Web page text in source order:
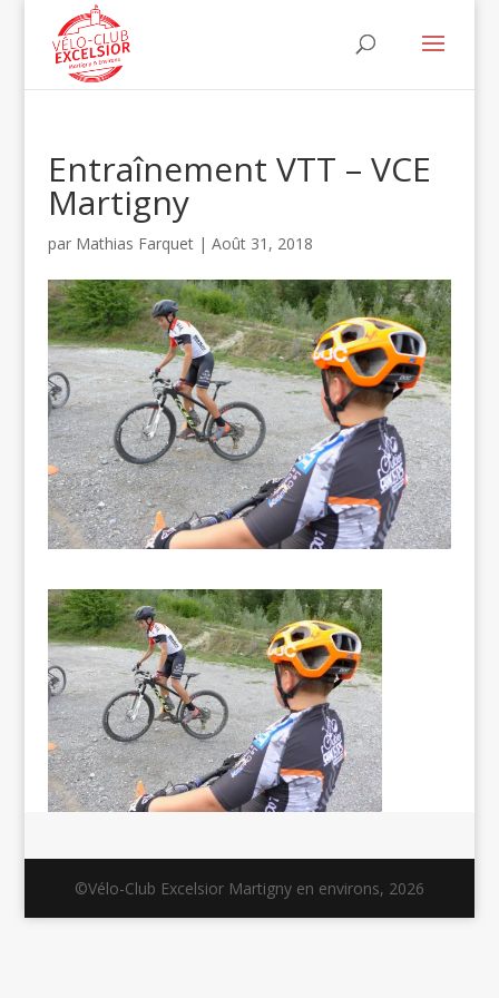
Entraînement VTT – VCE
Martigny
par Mathias Farquet| Août 31, 2018
©Vélo-Club Excelsior Martigny en environs, 2026